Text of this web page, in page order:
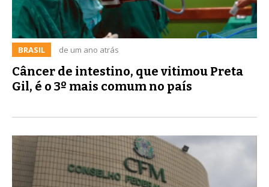
BRASIL de um ano atrás
Câncer de intestino, que vitimou Preta
Gil, é o 3º mais comum no país